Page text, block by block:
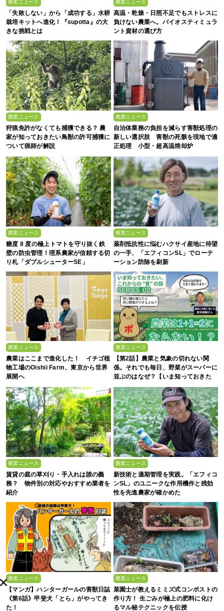
農業ニュース
「失敗しない」から「成功する」水耕
栽培キットへ進化！『supotta』の大
きな挑戦とは
農業ニュース
高温・乾燥・日照不足でもストレスに
負けない農業へ。バイオスティミュラ
ント資材の選び方
農業ニュース
狩猟免許がなくても捕獲できる？ 農
家が知っておきたい鳥獣の許可捕獲に
ついて猟師が解説
農業ニュース
自治体業務の負担を減らす害獣処理の
新しい選択肢 害獣の死骸を現地で適
正処理 小型・超高温焼却炉
『ACE0.5型』
農業ニュース
糖度 8 度の極上トマトを守り抜く鉄
壁の防虫管理！理系農家が信頼する切
り札「ダブルシューターSE」
農業ニュース
薬剤抵抗性に悩むハクサイ産地に待望
の一手、「エフィコンSL」でローテ
ーション防除を刷新
農業ニュース
農業はここまで進化した！ イチゴ植
物工場のOishii Farm、東京から世界
展開へ
農業ニュース
【第2話】農業と気象の切れない関
係。それでも毎日、野菜がスーパーに
並ぶのはなぜ？【いま知っておきた
い、これからの”食”の話】
農業ニュース
賃貸の庭の草刈り・手入れは誰の義
務？ 物件別の対応やおすすめ業者を
紹介
農業ニュース
新技術と適期管理を実践。「エフィコ
ンSL」のユニークな作用機作と残効
性を先進農家が確かめた
農業ニュース
【マンガ】ハンターガールの害獣日誌
《第6話》甲斐犬「とら」がやってき
た！
農業ニュース
菜園士が教えるミミズ式コンポストの
作り方！ 生ごみが極上の肥料に化け
るマル秘テクニックを伝授